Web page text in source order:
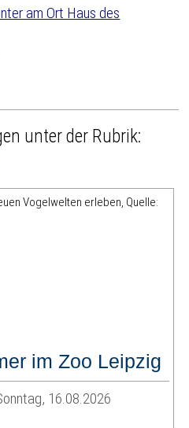
unter der Rubrik:
im Zoo Leipzig
16.08.2026